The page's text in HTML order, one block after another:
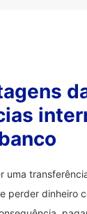
uma
perder dinheiro